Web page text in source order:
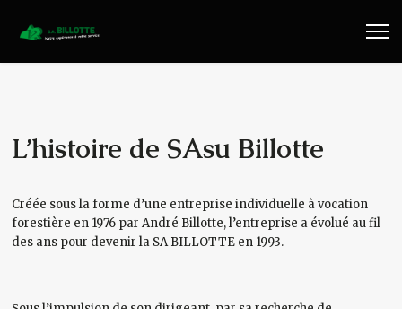
Travaux Forestiers
Traitement de Déchets Bois
L’histoire de SAsu Billotte
Créée sous la forme d’une entreprise individuelle à vocation
forestière en 1976 par André Billotte, l’entreprise a évolué au fil
des ans pour devenir la SA BILLOTTE en 1993.